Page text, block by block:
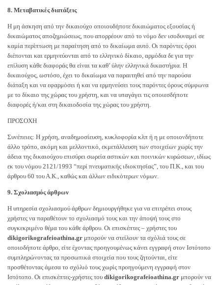
8. Μεταβατικές διατάξεις
Η μη άσκηση από την δικαιούχο οποιουδήποτε δικαιώματος εξουσίας ή
δικαιώματος αποζημιώσεως, που απορρέουν από το νόμο δεν ισοδυναμεί σε
καμία περίπτωση με παραίτηση από το δικαίωμα αυτό. Οι παρόντες όροι
διέπονται και ερμηνεύονται από το ελληνικό δίκαιο, αρμόδια δε για την
επίλυση κάθε διαφοράς θα είναι τα καθ’ ύλην ελληνικά δικαστήρια. Η
δικαιούχος, ωστόσο, έχει το δικαίωμα να παραιτηθεί από την παρούσα
διάταξη και να εφαρμόσει ή και να ερμηνεύσει τους παρόντες όρους σύμφωνα
με το δίκαιο της χώρας του χρήστη, και να υπαγάγει τις οποιεσδήποτε
διαφορές ή/και στη δικαιοδοσία της χώρας του χρήστη.
ΠΡΟΣΟΧΗ
Συνέπειες: Η χρήση, αναδημοσίευση, κυκλοφορία κλπ ή η με οποιονδήποτε
άλλο τρόπο, ακόμη και μελλοντικό, εκμετάλλευση των στοιχείων χωρίς την
άδεια της δικαιούχου επισύρει σωρεία αστικών και ποινικών κυρώσεων, ιδίως
εκ του νόμου 2121/1993 “περί πνευματικής ιδιοκτησίας”, του Π.Κ., και του
άρθρου 60 του Α.Κ., καθώς και άλλων ειδικότερων νόμων.
9. Σχολιασμός άρθρων
Η υπηρεσία σχολιασμού άρθρων δημιουργήθηκε για να επιτρέπει στους
χρήστες να παραθέτουν το σχολιασμό τους και την άποψή τους στο
συγκεκριμένο θέμα του κάθε άρθρου. Οι επισκέπτες – χρήστες του
dikigorikografeioathina.gr μπορούν να στείλουν τα σχόλιά τους σε
οποιοδήποτε άρθρο, είτε έχοντας προηγουμένως κάνει εγγραφή στον Ιστότοπο
συμπληρώνοντας τα προσωπικά στοιχεία που τους ζητούνται, είτε
προσθέτοντας άμεσα το σχόλιό τους χωρίς προηγούμενη εγγραφή στον
Ιστότοπο. Οι επισκέπτες-χρήστες του dikigorikografeioathina.gr μπορούν να